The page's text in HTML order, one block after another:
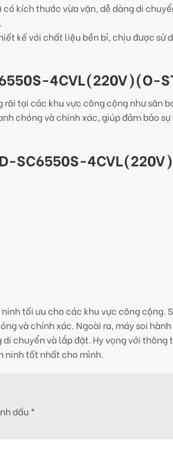
kích thước vừa vặn, dễ dàng di
kế với chất liệu bền bỉ, chịu được sử
4CVL(220V)(O-
tại các khu vực công cộng như sân
chóng và chính xác, giúp đảm bảo
SC6550S-
tối ưu cho các khu vực công cộng.
và chính xác. Ngoài ra, máy soi
chuyển và lắp đặt. Hy vọng với thông
ninh tốt nhất cho mình.
dấu *